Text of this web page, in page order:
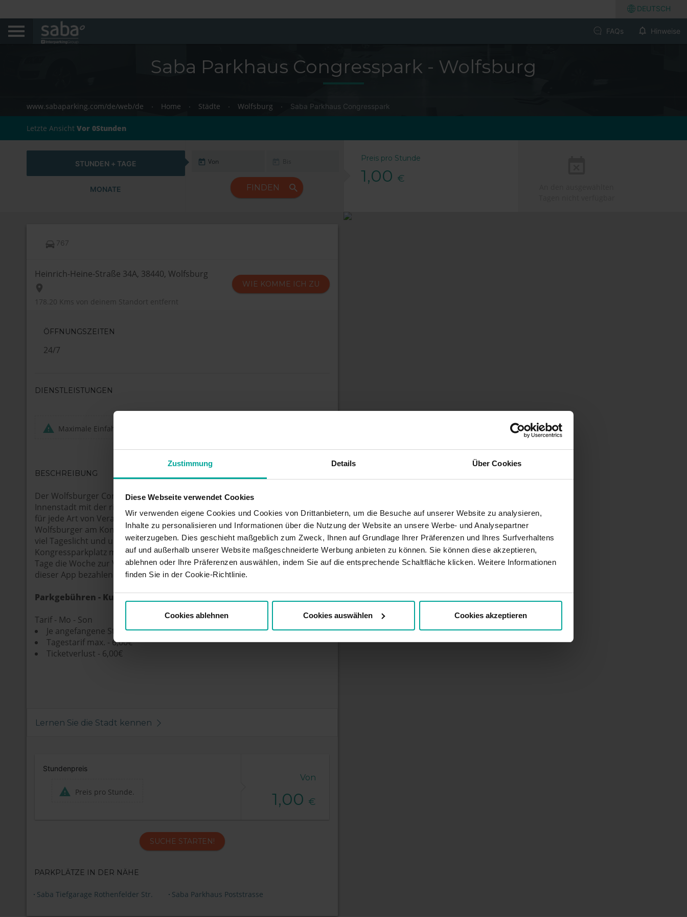
Zustimmung Details Über Cookies
Diese Webseite verwendet Cookies
Wir verwenden eigene Cookies und Cookies von Drittanbietern, um die Besuche auf unserer Website zu analysieren,
Inhalte zu personalisieren und Informationen über die Nutzung der Website an unsere Werbe- und Analysepartner
weiterzugeben. Dies geschieht maßgeblich zum Zweck, Ihnen auf Grundlage Ihrer Präferenzen und Ihres Surfverhaltens
auf und außerhalb unserer Website maßgeschneiderte Werbung anbieten zu können. Sie können diese akzeptieren,
ablehnen oder Ihre Präferenzen auswählen, indem Sie auf die entsprechende Schaltfläche klicken. Weitere Informationen
finden Sie in der Cookie-Richtlinie.
Cookies ablehnen Cookies auswählen Cookies akzeptieren
DEUTSCH
FAQs Hinweise
Saba Parkhaus Congresspark - Wolfsburg
www.sabaparking.com/de/web/de Home Städte Wolfsburg Saba Parkhaus Congresspark
Letzte Ansicht Vor 0Stunden
STUNDEN + TAGE
MONATE FINDEN
Preis pro Stunde
1,00 €
767
Heinrich-Heine-Straße 34A, 38440, Wolfsburg
178.20 Kms von deinem Standort entfernt
WIE KOMME ICH ZU
ÖFFNUNGSZEITEN
24/7
DIENSTLEISTUNGEN
Maximale Einfahrtshöhe:
BESCHREIBUNG
Der Wolfsburger Congresspark ist ein Kongresszentrum in der Wolfsburger
Innenstadt mit der richtigen Infrastruktur und den richtigen Bedingungen
für jede Art von Veranstaltung, vom Konzert bis zur Konferenz. Der
Wolfsburger am Kongresspark verfügt zudem über weitläufige Grünflächen,
viel Tageslicht und unseren nur wenige Meter entfernten SABA Wolfsburg
Kongressparkplatz mit insgesamt 767 Stellplätzen, die 24 Stunden am Tag, 7
Tage die Woche zur Verfügung stehen. Sie können innerhalb von 24 h mit
dieser App bezahlen: arivo.info/saba-congresspark/pay
Parkgebühren - Kurzzeitparker
Tarif - Mo - Son
Je angefangene Stunde - 1,00€
Tagestarif max. - 6,00€
Ticketverlust - 6,00€
Lernen Sie die Stadt kennen
Stundenpreis
Preis pro Stunde.
Von
1,00 €
SUCHE STARTEN!
PARKPLÄTZE IN DER NÄHE
Saba Tiefgarage Rothenfelder Str. Saba Parkhaus Poststrasse